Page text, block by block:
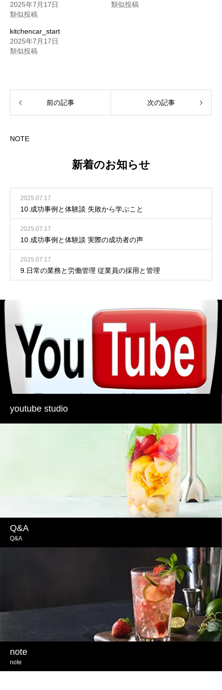
2025年7月17日
類似投稿
類似投稿
kitchencar_start
2025年7月17日
類似投稿
前の記事 次の記事
NOTE
新着のお知らせ
2025.07.17
10.成功事例と体験談 失敗から学ぶこと
2025.07.17
10.成功事例と体験談 実際の成功者の声
2025.07.17
9.日常の業務と労働管理 従業員の採用と管理
youtube studio
Q&A
Q&A
note
note